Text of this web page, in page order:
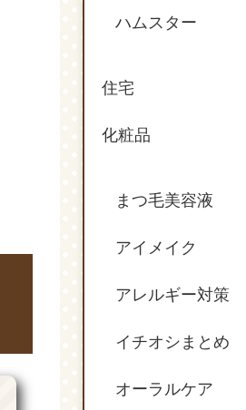
ハムスター
住宅
化粧品
まつ毛美容液
アイメイク
アレルギー対策
イチオシまとめ
オーラルケア